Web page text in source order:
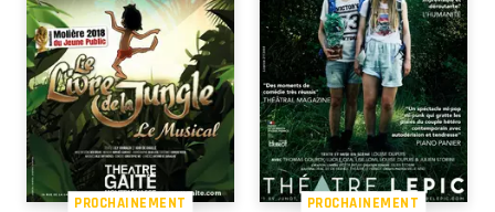
PROCHAINEMENT PROCHAINEMENT